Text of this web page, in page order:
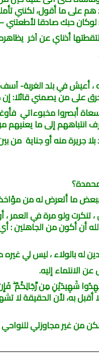
هم على ما أقول، لكنني
لوكان حبك صادقا
أذناي عن آخر
أعيش في بلد الغربة-
على من يصمني قائلا:
أبصروا مخبوءاتي
انتباههم إلى ما
جريرة منه أو جناية
ما أتعرض له من
ولو مرة في العمر ، أو
أن أكون من
له بالولاء ، ليس لي
الانتماء إليه.
شَهِيدَيْنِ مِن رِّجَالِكُمْ
البقرة 182- كل ذلك لا أقبل به،
لكن من غير مجاوزتي